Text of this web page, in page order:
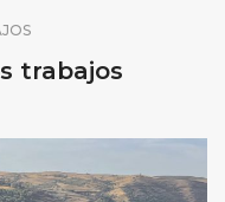
trabajos